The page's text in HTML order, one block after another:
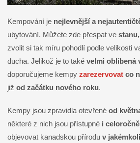
Kempování je nejlevnější a
ubytování. Můžete zde přespat ve
zvolit si tak míru pohodlí podle velikosti
ducha. Jelikož je to také velmi oblíbená
doporučujeme kempy zarezervovat co
již od začátku nového roku.
Kempy jsou zpravidla otevřené od
některé z nich jsou přístupné i celoročně
objevovat kanadskou přírodu v